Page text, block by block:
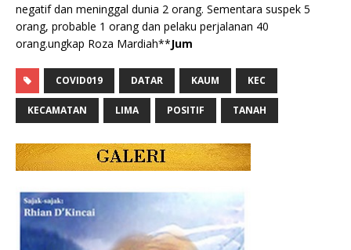
negatif dan meninggal dunia 2 orang. Sementara suspek 5
orang, probable 1 orang dan pelaku perjalanan 40
orang.ungkap Roza Mardiah**Jum
COVID019 DATAR KAUM KEC
KECAMATAN LIMA POSITIF TANAH